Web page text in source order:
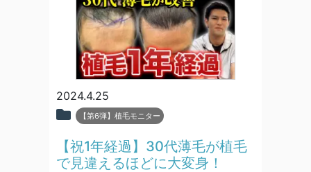
2024.4.25
【第6弾】植毛モニター
【祝1年経過】30代薄毛が植毛
で見違えるほどに大変身！